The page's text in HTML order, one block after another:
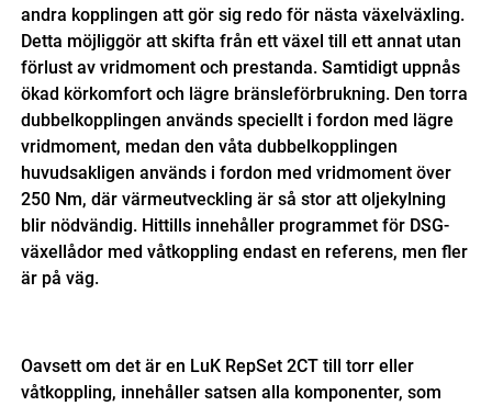
andra kopplingen att gör sig redo för nästa växelväxling.
Detta möjliggör att skifta från ett växel till ett annat utan
förlust av vridmoment och prestanda. Samtidigt uppnås
ökad körkomfort och lägre bränsleförbrukning. Den torra
dubbelkopplingen används speciellt i fordon med lägre
vridmoment, medan den våta dubbelkopplingen
huvudsakligen används i fordon med vridmoment över
250 Nm, där värmeutveckling är så stor att oljekylning
blir nödvändig. Hittills innehåller programmet för DSG-
växellådor med våtkoppling endast en referens, men fler
är på väg.
Oavsett om det är en LuK RepSet 2CT till torr eller
våtkoppling, innehåller satsen alla komponenter, som